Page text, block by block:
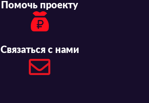
Помочь проекту
Связаться с нами